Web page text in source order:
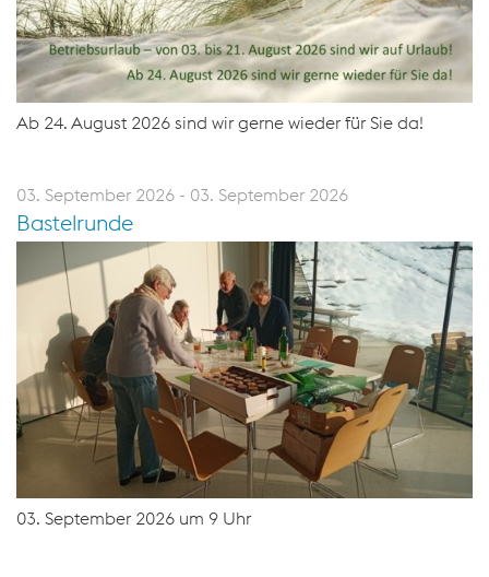
Ab 24. August 2026 sind wir gerne wieder für Sie da!
03. September 2026 - 03. September 2026
Bastelrunde
03. September 2026 um 9 Uhr